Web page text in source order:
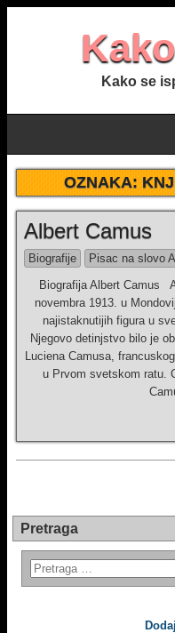
Kako se
OZNAKA:
Albert Camus
Biografije Pisac na slovo A
Biografija Albert Camus
novembra 1913. u
najistaknutijih figura u
Njegovo detinjstvo bilo je
Luciena Camusa,
u Prvom svetskom ratu.
Pretraga